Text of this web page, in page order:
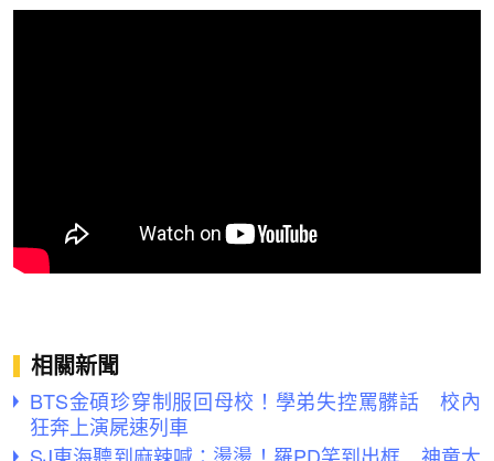
相關新聞
BTS金碩珍穿制服回母校！學弟失控罵髒話 校內
狂奔上演屍速列車
SJ東海聽到麻辣喊：燙燙！羅PD笑到出框 神童大